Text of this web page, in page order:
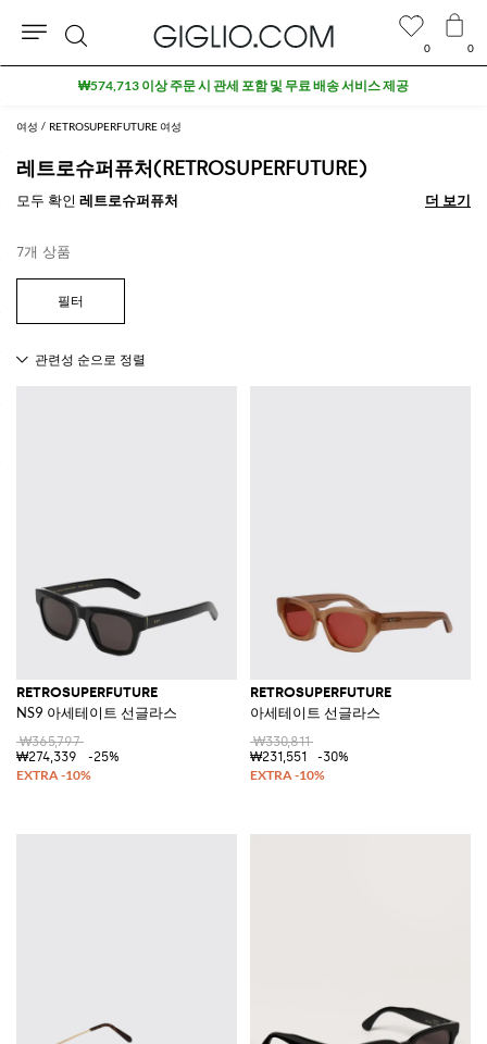
여성 RETROSUPERFUTURE 여성
레트로슈퍼퓨처(RETROSUPERFUTURE)
모두 확인 레트로슈퍼퓨처 더 보기
더 보기
7개 상품
RETROSUPERFUTURE
NS9 아세테이트 선글라스
₩365,797
₩274,339
-25%
RETROSUPERFUTURE
아세테이트 선글라스
₩330,811
₩231,551
-30%
0 0
검
색
₩574,713 이상 주문 시 관세 포함 및 무료 배송 서비스 제공